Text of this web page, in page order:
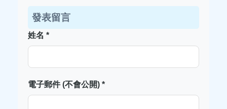
發表留言
姓名 *
電子郵件 (不會公開) *